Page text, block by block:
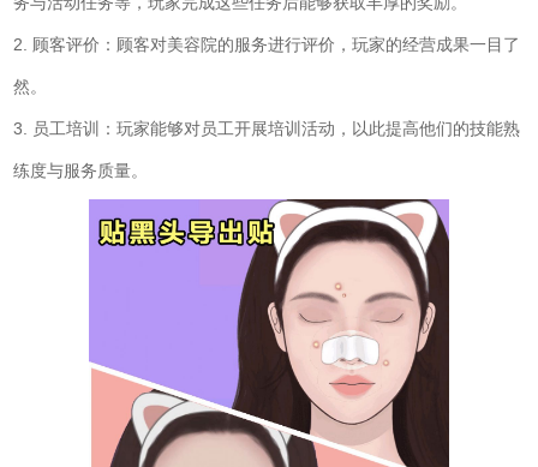
2. 顾客评价：顾客对美容院的服务进行评价，玩家的经营成果一目了
然。
3. 员工培训：玩家能够对员工开展培训活动，以此提高他们的技能熟
练度与服务质量。